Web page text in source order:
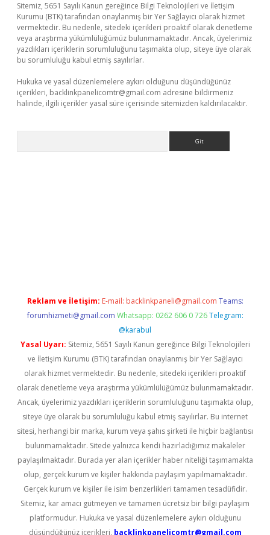
Sitemiz, 5651 Sayılı Kanun gereğince Bilgi Teknolojileri ve İletişim
Kurumu (BTK) tarafından onaylanmış bir Yer Sağlayıcı olarak hizmet
vermektedir. Bu nedenle, sitedeki içerikleri proaktif olarak denetleme
veya araştırma yükümlülüğümüz bulunmamaktadır. Ancak, üyelerimiz
yazdıkları içeriklerin sorumluluğunu taşımakta olup, siteye üye olarak
bu sorumluluğu kabul etmiş sayılırlar.
Hukuka ve yasal düzenlemelere aykırı olduğunu düşündüğünüz
içerikleri, backlinkpanelicomtr@gmail.com adresine bildirmeniz
halinde, ilgili içerikler yasal süre içerisinde sitemizden kaldırılacaktır.
Reklam ve İletişim: E-mail: backlinkpaneli@gmail.com Teams:
forumhizmeti@gmail.com Whatsapp: 0262 606 0 726 Telegram:
@karabul
Yasal Uyarı: Sitemiz, 5651 Sayılı Kanun gereğince Bilgi Teknolojileri
ve İletişim Kurumu (BTK) tarafından onaylanmış bir Yer Sağlayıcı
olarak hizmet vermektedir. Bu nedenle, sitedeki içerikleri proaktif
olarak denetleme veya araştırma yükümlülüğümüz bulunmamaktadır.
Ancak, üyelerimiz yazdıkları içeriklerin sorumluluğunu taşımakta olup,
siteye üye olarak bu sorumluluğu kabul etmiş sayılırlar. Bu internet
sitesi, herhangi bir marka, kurum veya şahıs şirketi ile hiçbir bağlantısı
bulunmamaktadır. Sitede yalnızca kendi hazırladığımız makaleler
paylaşılmaktadır. Burada yer alan içerikler haber niteliği taşımamakta
olup, gerçek kurum ve kişiler hakkında paylaşım yapılmamaktadır.
Gerçek kurum ve kişiler ile isim benzerlikleri tamamen tesadüfidir.
Sitemiz, kar amacı gütmeyen ve tamamen ücretsiz bir bilgi paylaşım
platformudur. Hukuka ve yasal düzenlemelere aykırı olduğunu
düşündüğünüz içerikleri, backlinkpanelicomtr@gmail.com